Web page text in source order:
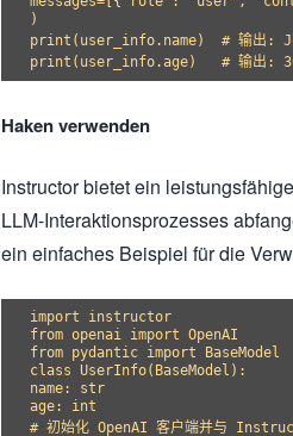
)
print(user_info.name)  # 输出:
Haken verwenden
Instructor bietet ein
LLM-Interaktionsprozesses
ein einfaches Beispiel für die
import instructor
from openai import OpenAI
from pydantic import BaseModel
class UserInfo(BaseModel):
name: str
age: int
# 初始化 OpenAI 客户端并与